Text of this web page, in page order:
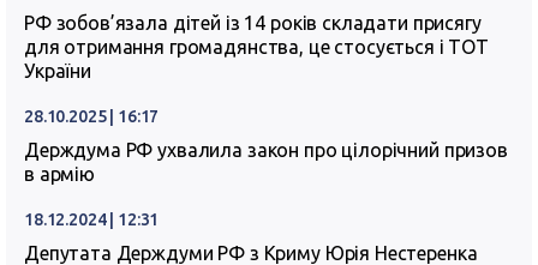
РФ зобов’язала дітей із 14 років складати присягу
для отримання громадянства, це стосується і ТОТ
України
28.10.2025 | 16:17
Держдума РФ ухвалила закон про цілорічний призов
в армію
18.12.2024 | 12:31
Депутата Держдуми РФ з Криму Юрія Нестеренка